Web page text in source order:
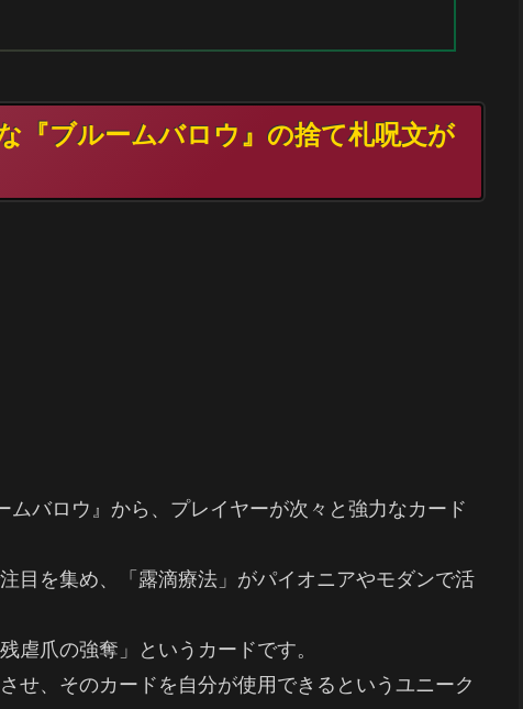
『ブルームバロウ』の捨て札呪文が
ムバロウ』から、プレイヤーが次々と強力なカード
目を集め、「露滴療法」がパイオニアやモダンで活
虐爪の強奪」というカードです。
せ、そのカードを自分が使用できるというユニーク